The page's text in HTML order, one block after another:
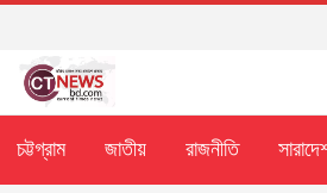
চট্টগ্রাম জাতীয় রাজনীতি